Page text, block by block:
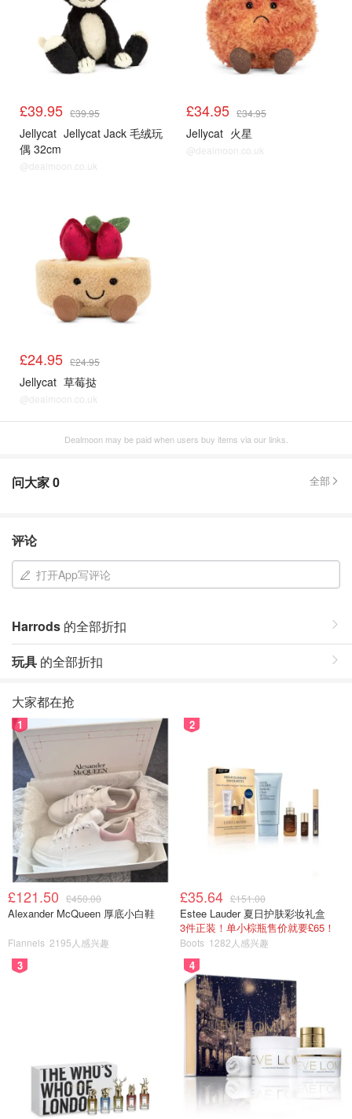
£39.95 £39.95
Jellycat Jellycat Jack 毛绒玩
偶 32cm
@dealmoon.co.uk
£34.95 £34.95
Jellycat 火星
@dealmoon.co.uk
£24.95 £24.95
Jellycat 草莓挞
@dealmoon.co.uk
Dealmoon may be paid when users buy items via our links.
问大家0 全部
评论
打开App写评论
Harrods 的全部折扣
玩具 的全部折扣
大家都在抢
1
£121.50 £450.00
Alexander McQueen 厚底小白鞋
Flannels 2195人感兴趣
2
£35.64 £151.00
Estee Lauder 夏日护肤彩妆礼盒
3件正装！单小棕瓶售价就要£65！
Boots 1282人感兴趣
3 4